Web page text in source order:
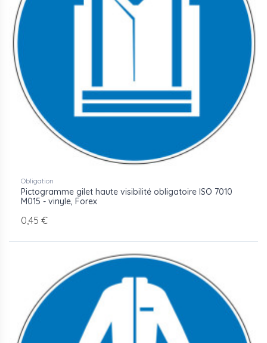
Obligation
Pictogramme gilet haute visibilité obligatoire ISO 7010
M015 - vinyle, Forex
0,45 €